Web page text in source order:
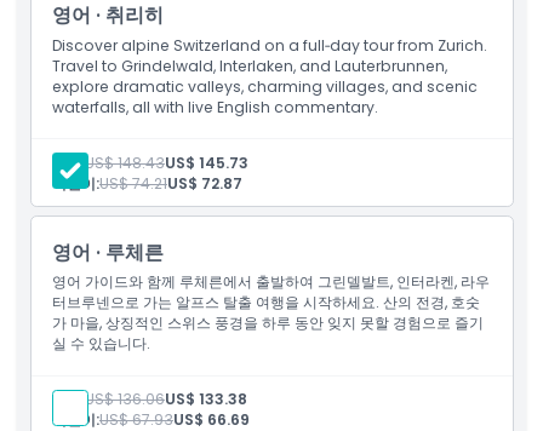
포함되지 않는 사항
알아야 할 사항
위치
복장 규정
취소 정책
영어 · 취리히
Discover alpine Switzerland on a full‑day tour from Zurich.
Travel to Grindelwald, Interlaken, and Lauterbrunnen,
explore dramatic valleys, charming villages, and scenic
waterfalls, all with live English commentary.
성인: US$ 148.43US$ 145.73
어린이:US$ 74.21US$ 72.87
영어 · 루체른
영어 가이드와 함께 루체른에서 출발하여 그린델발트, 인터라켄, 라우
터브루넨으로 가는 알프스 탈출 여행을 시작하세요. 산의 전경, 호숫
가 마을, 상징적인 스위스 풍경을 하루 동안 잊지 못할 경험으로 즐기
실 수 있습니다.
성인: US$ 136.06US$ 133.38
어린이:US$ 67.93US$ 66.69